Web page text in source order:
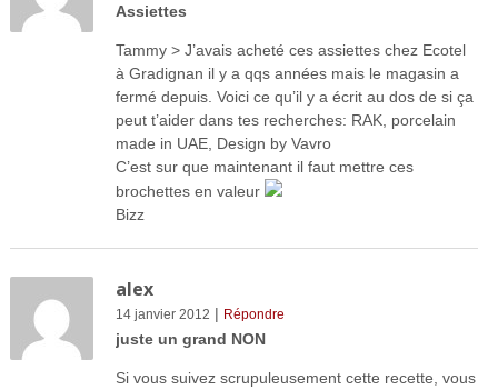
Assiettes
Tammy > J’avais acheté ces assiettes chez Ecotel
à Gradignan il y a qqs années mais le magasin a
fermé depuis. Voici ce qu’il y a écrit au dos de si ça
peut t’aider dans tes recherches: RAK, porcelain
made in UAE, Design by Vavro
C’est sur que maintenant il faut mettre ces
brochettes en valeur
Bizz
alex
14 janvier 2012 | Répondre
juste un grand NON
Si vous suivez scrupuleusement cette recette, vous